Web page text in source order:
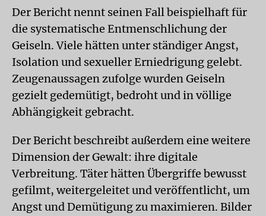
Der Bericht nennt seinen Fall beispielhaft für
die systematische Entmenschlichung der
Geiseln. Viele hätten unter ständiger Angst,
Isolation und sexueller Erniedrigung gelebt.
Zeugenaussagen zufolge wurden Geiseln
gezielt gedemütigt, bedroht und in völlige
Abhängigkeit gebracht.
Der Bericht beschreibt außerdem eine weitere
Dimension der Gewalt: ihre digitale
Verbreitung. Täter hätten Übergriffe bewusst
gefilmt, weitergeleitet und veröffentlicht, um
Angst und Demütigung zu maximieren. Bilder